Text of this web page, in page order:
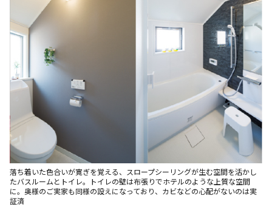
落ち着いた色合いが寛ぎを覚える、スロープシーリングが生む空間を活かし
たバスルームとトイレ。トイレの壁は布張りでホテルのような上質な空間
に。奥様のご実家も同様の設えになっており、カビなどの心配がないのは実
証済